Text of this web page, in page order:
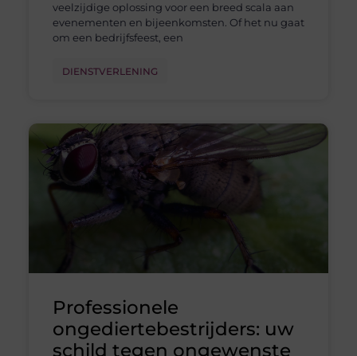
veelzijdige oplossing voor een breed scala aan
evenementen en bijeenkomsten. Of het nu gaat
om een bedrijfsfeest, een
DIENSTVERLENING
Professionele
ongediertebestrijders: uw
schild tegen ongewenste